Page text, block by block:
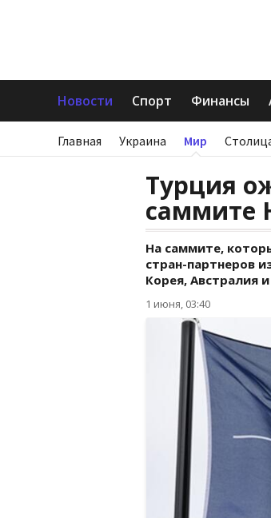
Новости Спорт Финансы
Главная Украина Мир
Турция
саммите
На саммите,
стран-партнеров
Корея, Австралия
1 июня, 03:40